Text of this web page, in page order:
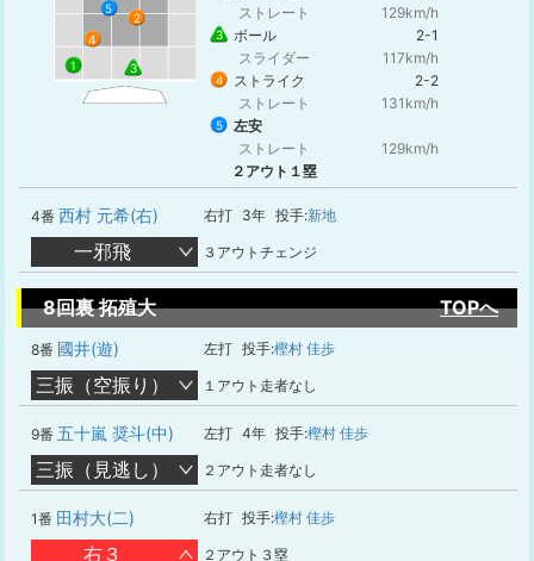
1
2
3
4
5
ストレート
129km/h
3 ボール
2-1
スライダー
117km/h
4 ストライク
2-2
ストレート
131km/h
5
左安
ストレート
129km/h
２アウト１塁
4番 西村 元希(右) 右打 3年 投手:新地
一邪飛 ３アウトチェンジ
8回裏 拓殖大 TOPへ
8番 國井(遊) 左打 投手:樫村 佳歩
三振（空振り） １アウト走者なし
9番 五十嵐 奨斗(中) 左打 4年 投手:樫村 佳歩
三振（見逃し） ２アウト走者なし
1番 田村大(二) 右打 投手:樫村 佳歩
右３ ２アウト３塁